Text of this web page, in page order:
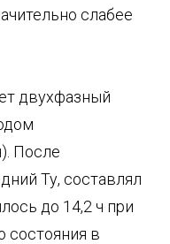
слабее
двухфазный
После
Ту, составлял
до 14,2 ч при
состояния в